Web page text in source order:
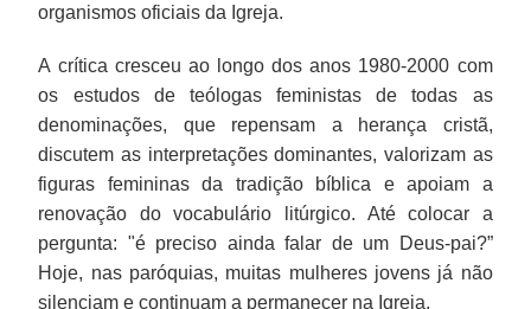
organismos oficiais da Igreja.
A crítica cresceu ao longo dos anos 1980-2000 com
os estudos de teólogas feministas de todas as
denominações, que repensam a herança cristã,
discutem as interpretações dominantes, valorizam as
figuras femininas da tradição bíblica e apoiam a
renovação do vocabulário litúrgico. Até colocar a
pergunta: "é preciso ainda falar de um Deus-pai?”
Hoje, nas paróquias, muitas mulheres jovens já não
silenciam e continuam a permanecer na Igreja.